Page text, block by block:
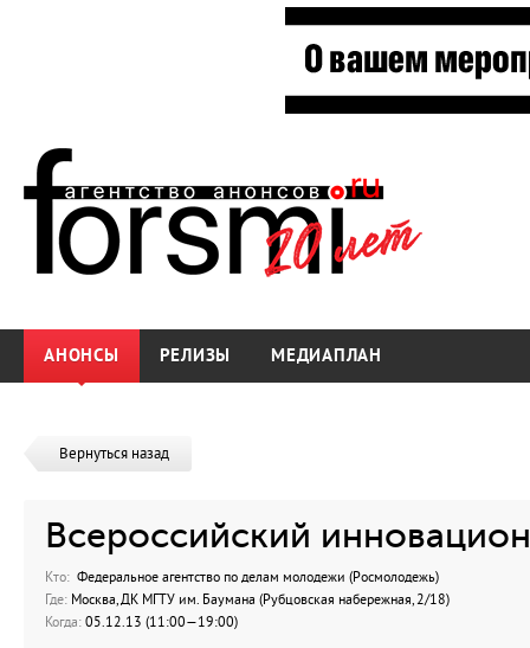
АНОНСЫ РЕЛИЗЫ МЕДИАПЛАН
Вернуться назад
Всероссийский
Кто: Федеральное агентство по делам молодежи (Росмолодежь)
Где: Москва, ДК МГТУ им. Баумана (Рубцовская набережная, 2/18)
Когда: 05.12.13 (11:00—19:00)